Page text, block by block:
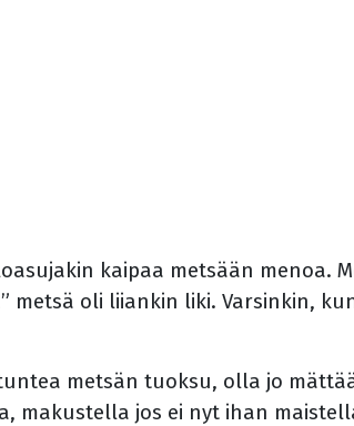
kaipaa metsään menoa.
oli liiankin liki. Varsinkin,
metsän tuoksu, olla jo
makustella jos ei nyt ihan